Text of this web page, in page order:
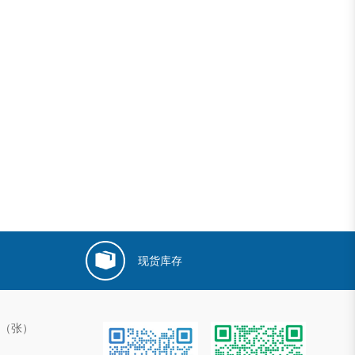
现货库存
张）